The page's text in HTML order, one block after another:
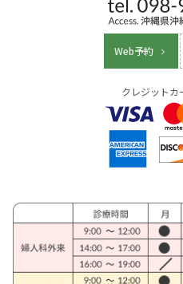
Web予約
クレジットカ